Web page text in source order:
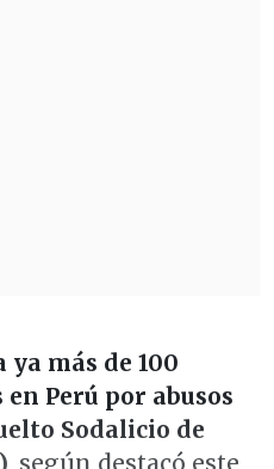
más de 100
Perú por abusos
Sodalicio de
, según destacó este